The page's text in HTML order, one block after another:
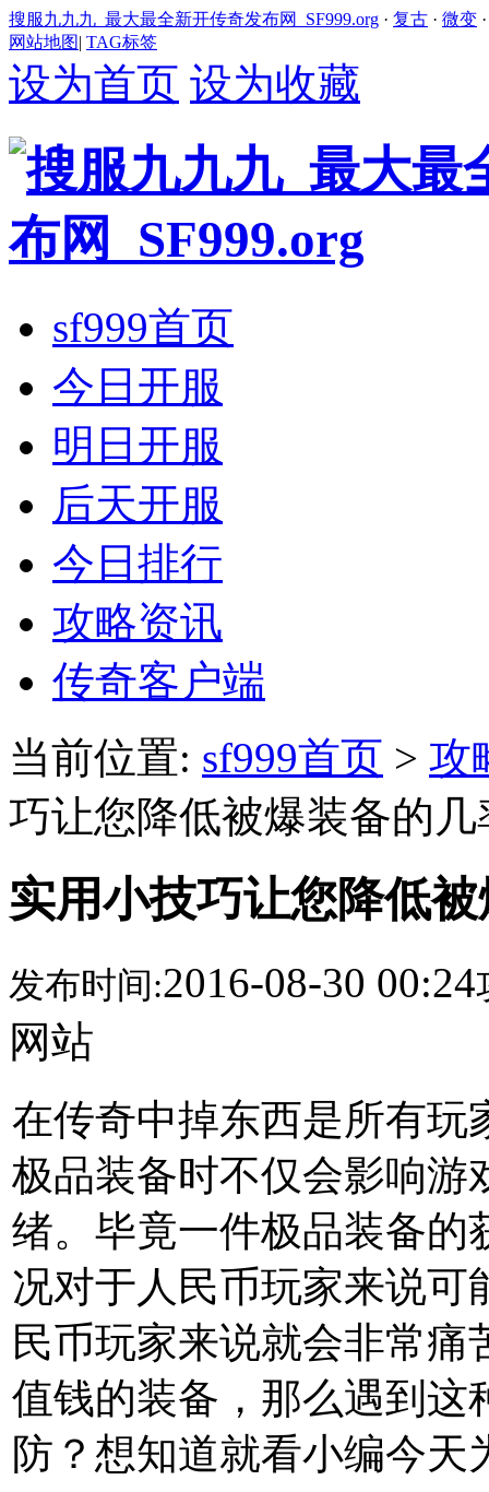
搜服九九九_最大最全新开传奇发布网_SF999.org · 复古 · 微变
网站地图| TAG标签
设为首页 设为收藏
sf999首页
今日开服
明日开服
后天开服
今日排行
攻略资讯
传奇客户端
当前位置: sf999首页 > 攻
巧让您降低被爆装备的几
实用小技巧让您降低
发布时间:2016-08-30 00:24
网站
在传奇中掉东西是所有玩
极品装备时不仅会影响游
绪。毕竟一件极品装备的
况对于人民币玩家来说可
民币玩家来说就会非常
值钱的装备，那么遇到这
防？想知道就看小编今